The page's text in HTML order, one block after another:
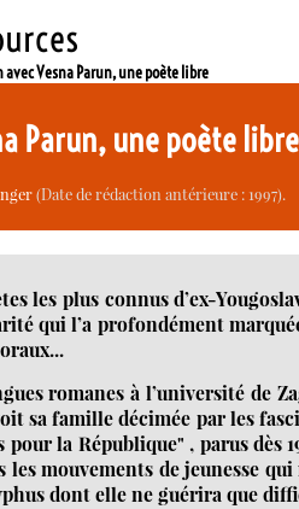
Vesna Parun, une poète libre
Parun, une poète libre
(Date de rédaction antérieure : 1997).
les plus connus d’ex-
qui l’a profondément
romanes à l’université de
sa famille décimée par les
la République" , parus dès
les mouvements de jeunesse
dont elle ne guérira que